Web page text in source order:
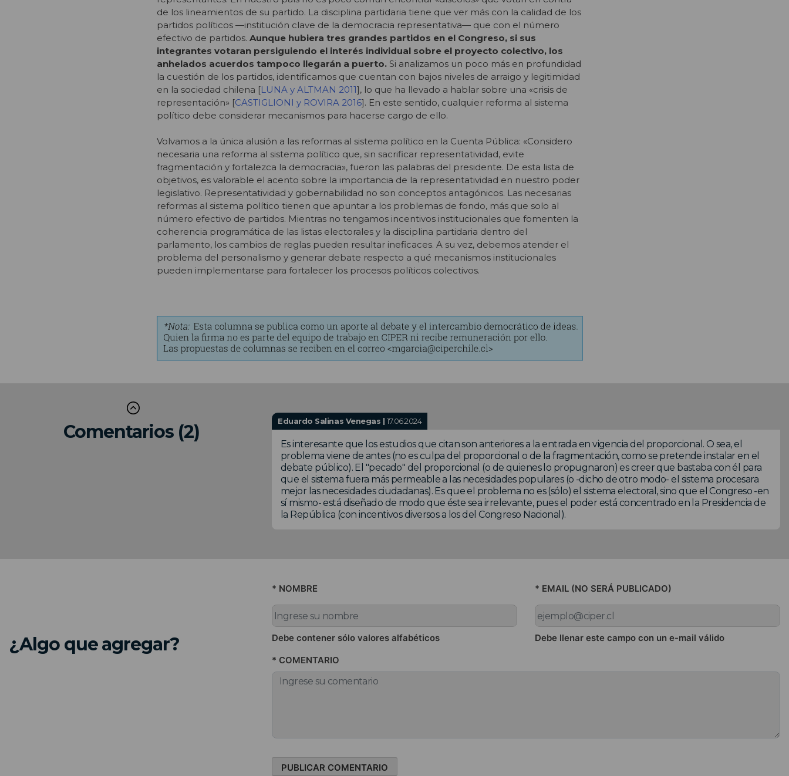
de los lineamientos de su partido. La disciplina partidaria tiene que ver más con la calidad de los
partidos políticos —institución clave de la democracia representativa— que con el número
efectivo de partidos. Aunque hubiera tres grandes partidos en el Congreso, si sus
integrantes votaran persiguiendo el interés individual sobre el proyecto colectivo, los
anhelados acuerdos tampoco llegarán a puerto. Si analizamos un poco más en profundidad
la cuestión de los partidos, identificamos que cuentan con bajos niveles de arraigo y legitimidad
en la sociedad chilena [LUNA y ALTMAN 2011], lo que ha llevado a hablar sobre una «crisis de
representación» [CASTIGLIONI y ROVIRA 2016]. En este sentido, cualquier reforma al sistema
político debe considerar mecanismos para hacerse cargo de ello.
Volvamos a la única alusión a las reformas al sistema político en la Cuenta Pública: «Considero
necesaria una reforma al sistema político que, sin sacrificar representatividad, evite
fragmentación y fortalezca la democracia», fueron las palabras del presidente. De esta lista de
objetivos, es valorable el acento sobre la importancia de la representatividad en nuestro poder
legislativo. Representatividad y gobernabilidad no son conceptos antagónicos. Las necesarias
reformas al sistema político tienen que apuntar a los problemas de fondo, más que solo al
número efectivo de partidos. Mientras no tengamos incentivos institucionales que fomenten la
coherencia programática de las listas electorales y la disciplina partidaria dentro del
parlamento, los cambios de reglas pueden resultar ineficaces. A su vez, debemos atender el
problema del personalismo y generar debate respecto a qué mecanismos institucionales
pueden implementarse para fortalecer los procesos políticos colectivos.
Comentarios (2) Eduardo Salinas Venegas |17.06.2024
Es interesante que los estudios que citan son anteriores a la entrada en vigencia del proporcional. O sea, el
problema viene de antes (no es culpa del proporcional o de la fragmentación, como se pretende instalar en el
debate público). El "pecado" del proporcional (o de quienes lo propugnaron) es creer que bastaba con él para
que el sistema fuera más permeable a las necesidades populares (o -dicho de otro modo- el sistema procesara
mejor las necesidades ciudadanas). Es que el problema no es (sólo) el sistema electoral, sino que el Congreso -en
sí mismo- está diseñado de modo que éste sea irrelevante, pues el poder está concentrado en la Presidencia de
la República (con incentivos diversos a los del Congreso Nacional).
¿Algo que agregar?
* NOMBRE
Debe contener sólo valores alfabéticos
* EMAIL (NO SERÁ PUBLICADO)
Debe llenar este campo con un e-mail válido
* COMENTARIO